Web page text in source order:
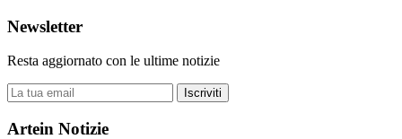
Newsletter
Resta aggiornato con le ultime notizie
Iscriviti
Artein Notizie